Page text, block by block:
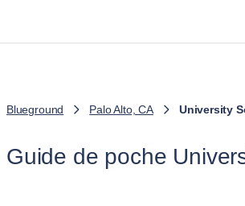
Blueground Palo Alto, CA University
Guide de poche